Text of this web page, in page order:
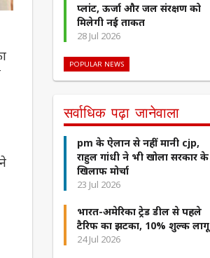
प्लांट, ऊर्जा और जल संरक्षण को
मिलेगी नई ताकत
28 Jul 2026
POPULAR NEWS
सर्वाधिक पढ़ा जानेवाला
pm के ऐलान से नहीं मानी cjp,
राहुल गांधी ने भी खोला सरकार के
खिलाफ मोर्चा
23 Jul 2026
भारत-अमेरिका ट्रेड डील से पहले
टैरिफ का झटका, 10% शुल्क लागू
24 Jul 2026